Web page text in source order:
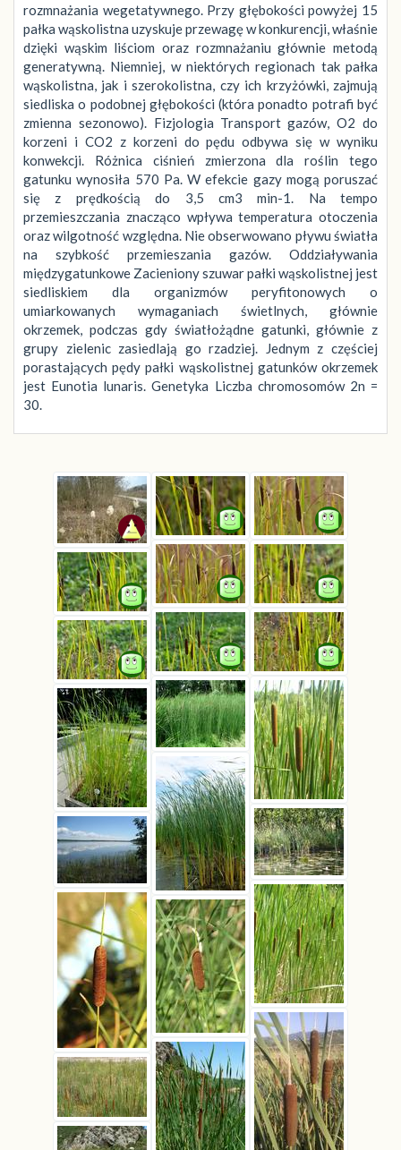
rozmnażania wegetatywnego. Przy głębokości powyżej 15
pałka wąskolistna uzyskuje przewagę w konkurencji, właśnie
dzięki wąskim liściom oraz rozmnażaniu głównie metodą
generatywną. Niemniej, w niektórych regionach tak pałka
wąskolistna, jak i szerokolistna, czy ich krzyżówki, zajmują
siedliska o podobnej głębokości (która ponadto potrafi być
zmienna sezonowo). Fizjologia Transport gazów, O2 do
korzeni i CO2 z korzeni do pędu odbywa się w wyniku
konwekcji. Różnica ciśnień zmierzona dla roślin tego
gatunku wynosiła 570 Pa. W efekcie gazy mogą poruszać
się z prędkością do 3,5 cm3 min-1. Na tempo
przemieszczania znacząco wpływa temperatura otoczenia
oraz wilgotność względna. Nie obserwowano pływu światła
na szybkość przemieszania gazów. Oddziaływania
międzygatunkowe Zacieniony szuwar pałki wąskolistnej jest
siedliskiem dla organizmów peryfitonowych o
umiarkowanych wymaganiach świetlnych, głównie
okrzemek, podczas gdy światłożądne gatunki, głównie z
grupy zielenic zasiedlają go rzadziej. Jednym z częściej
porastających pędy pałki wąskolistnej gatunków okrzemek
jest Eunotia lunaris. Genetyka Liczba chromosomów 2n =
30.